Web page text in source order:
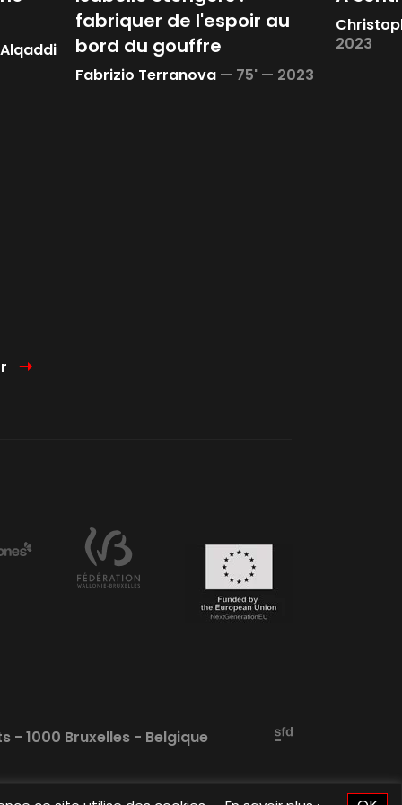
fabriquer de l'espoir au
bord du gouffre
Fabrizio Terranova — 75' — 2023
2023
- 1000 Bruxelles - Belgique